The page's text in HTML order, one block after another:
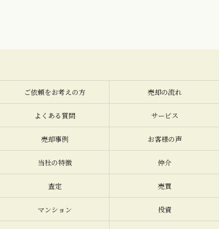
ご依頼をお考えの方 売却の流れ
よくある質問 サービス
売却事例 お客様の声
当社の特徴 仲介
査定 売買
マンション 投資